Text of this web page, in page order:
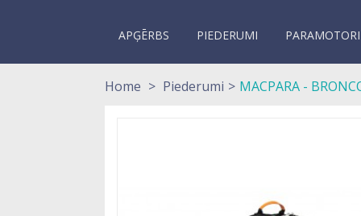
APĢĒRBS PIEDERUMI PARAMOTORI
Home > Piederumi > MACPARA -